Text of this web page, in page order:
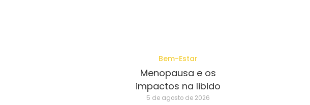
Bem-Estar
Menopausa e os
impactos na libido
5 de agosto de 2026